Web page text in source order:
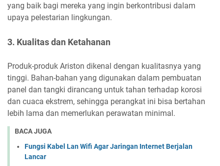
yang baik bagi mereka yang ingin berkontribusi dalam
upaya pelestarian lingkungan.
3. Kualitas dan Ketahanan
Produk-produk Ariston dikenal dengan kualitasnya yang
tinggi. Bahan-bahan yang digunakan dalam pembuatan
panel dan tangki dirancang untuk tahan terhadap korosi
dan cuaca ekstrem, sehingga perangkat ini bisa bertahan
lebih lama dan memerlukan perawatan minimal.
BACA JUGA
Fungsi Kabel Lan Wifi Agar Jaringan Internet Berjalan
Lancar